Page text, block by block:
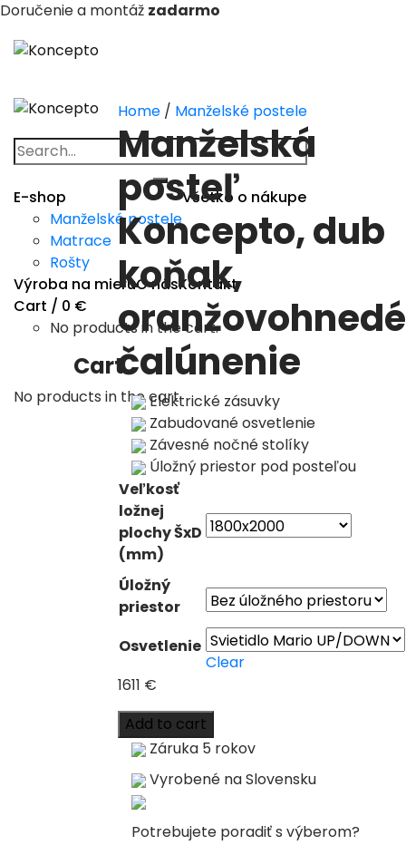
Doručenie a montáž zadarmo
to
Search
for:
E-shop
Manželské postele
Matrace
Rošty
Všetko o nákupe
Výroba na mieruO násKontakt
Cart / 0 €
No products in the cart.
Cart
No products in the cart.
Home / Manželské postele
Manželská
posteľ
Koncepto, dub
koňak,
oranžovohnedé
čalúnenie
Elektrické zásuvky
Zabudované osvetlenie
Závesné nočné stolíky
Úložný priestor pod posteľou
Veľkosť
ložnej
plochy ŠxD
(mm)
Úložný
priestor
Osvetlenie
Clear
1611 €
Add to cart
Záruka 5 rokov
Vyrobené na Slovensku
Potrebujete poradiť s výberom?